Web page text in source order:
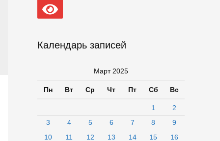
Календарь записей
Март 2025
Пн Вт Ср Чт Пт Сб Вс
1
2
3
4 5 6 7 8
9
10
11 12 13 14 15
16